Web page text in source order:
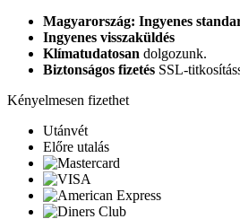
Magyarország: Ingyenes
Ingyenes visszaküldés
Klímatudatosan dolgozunk.
Biztonságos fizetés SSL-
Kényelmesen fizethet
Utánvét
Előre utalás